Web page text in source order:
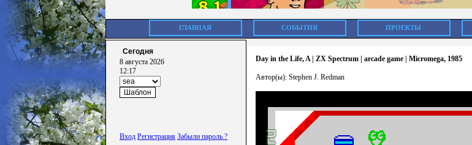
ГЛАВНАЯ СОБЫТИЯ ПРОЕКТЫ
Сегодня
8 августа 2026
12:17
Вход Регистрация Забыли пароль ?
Day in the Life, A | ZX Spectrum | arcade game | Micromega, 1985
Автор(ы): Stephen J. Redman